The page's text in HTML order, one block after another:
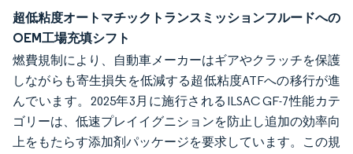
超低粘度オートマチックトランスミッションフルードへの
OEM工場充填シフト
燃費規制により、自動車メーカーはギアやクラッチを保護
しながらも寄生損失を低減する超低粘度ATFへの移行が進
んでいます。2025年3月に施行されるILSAC GF-7性能カテ
ゴリーは、低速プレイイグニションを防止し追加の効率向
上をもたらす添加剤パッケージを要求しています。この規